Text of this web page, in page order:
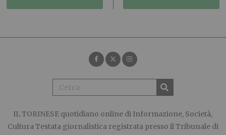
IL TORINESE quotidiano online di Informazione, Società,
Cultura Testata giornalistica registrata presso il Tribunale di